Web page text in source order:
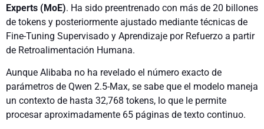
Experts (MoE). Ha sido preentrenado con más de 20 billones
de tokens y posteriormente ajustado mediante técnicas de
Fine-Tuning Supervisado y Aprendizaje por Refuerzo a partir
de Retroalimentación Humana.
Aunque Alibaba no ha revelado el número exacto de
parámetros de Qwen 2.5-Max, se sabe que el modelo maneja
un contexto de hasta 32,768 tokens, lo que le permite
procesar aproximadamente 65 páginas de texto continuo.